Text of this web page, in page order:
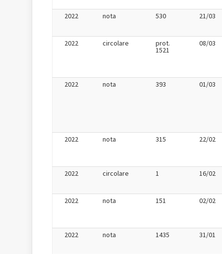
2022 nota 530 21/03
2022 circolare prot.
1521
08/03
2022 nota 393 01/03
2022 nota 315 22/02
2022 circolare 1 16/02
2022 nota 151 02/02
2022 nota 1435 31/01